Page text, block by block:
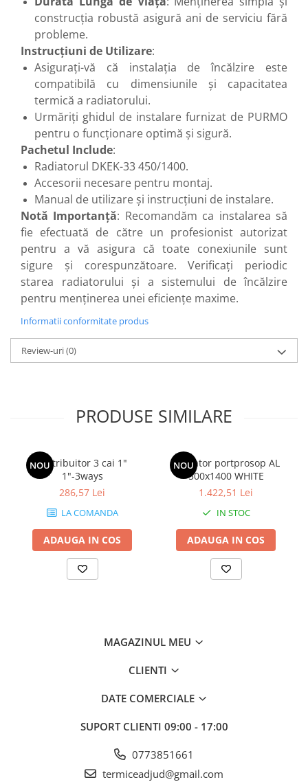
construcția robustă asigură ani de serviciu fără
probleme.
Instrucțiuni de Utilizare:
Asigurați-vă că instalația de încălzire este
compatibilă cu dimensiunile și capacitatea
termică a radiatorului.
Urmăriți ghidul de instalare furnizat de PURMO
pentru o funcționare optimă și sigură.
Pachetul Include:
Radiatorul DKEK-33 450/1400.
Accesorii necesare pentru montaj.
Manual de utilizare și instrucțiuni de instalare.
Notă Importanță: Recomandăm ca instalarea să
fie efectuată de către un profesionist autorizat
pentru a vă asigura că toate conexiunile sunt
sigure și corespunzătoare. Verificați periodic
starea radiatorului și a sistemului de încălzire
pentru menținerea unei eficiențe maxime.
Informatii conformitate produs
Review-uri(0)
PRODUSE SIMILARE
NOU
Distribuitor 3 cai 1"
1"-3ways
286,57 Lei
LA COMANDA
ADAUGA IN COS
NOU
Radiator portprosop AL
500x1400 WHITE
1.422,51 Lei
IN STOC
ADAUGA IN COS
MAGAZINUL MEU
CLIENTI
DATE COMERCIALE
SUPORT CLIENTI 09:00 - 17:00
0773851661
termiceadjud@gmail.com